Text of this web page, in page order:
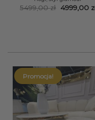
5499,00zł Pierwotna
4999,00
Promocja!